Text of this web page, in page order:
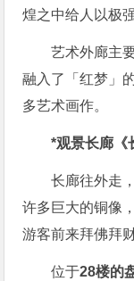
煌之中给人以极
艺术外廊主
融入了「红梦」
多艺术画作。
*观景长廊《
长廊往外走
许多巨大的铜像
游客前来拜佛拜财
位于28楼的